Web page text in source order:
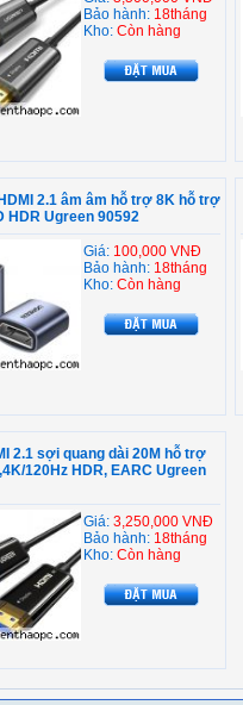
Bảo hành: 18tháng
Kho: Còn hàng
2.1 âm âm hỗ trợ 8K hỗ trợ
HDR Ugreen 90592
Giá: 100,000 VNĐ
Bảo hành: 18tháng
Kho: Còn hàng
2.1 sợi quang dài 20M hỗ trợ
120Hz HDR, EARC Ugreen
Giá: 3,250,000 VNĐ
Bảo hành: 18tháng
Kho: Còn hàng